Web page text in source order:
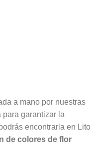
a mano por nuestras
garantizar la
encontrarla en Lito
de colores de flor